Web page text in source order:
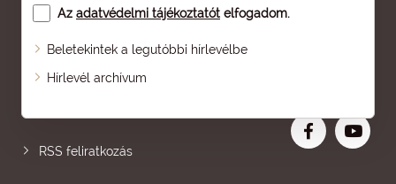
Az adatvédelmi tájékoztatót elfogadom.
Beletekintek a legutóbbi hírlevélbe
Hírlevél archívum
Oldaltérkép
RSS feliratkozás